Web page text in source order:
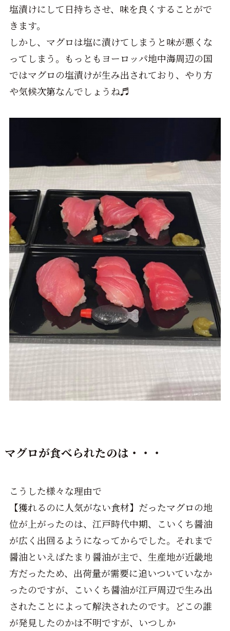
塩漬けにして日持ちさせ、味を良くすることがで
きます。
しかし、マグロは塩に漬けてしまうと味が悪くな
ってしまう。もっともヨーロッパ地中海周辺の国
ではマグロの塩漬けが生み出されており、やり方
や気候次第なんでしょうね♬
マグロが食べられたのは・・・
こうした様々な理由で
【獲れるのに人気がない食材】だったマグロの地
位が上がったのは、江戸時代中期、こいくち醤油
が広く出回るようになってからでした。それまで
醤油といえばたまり醤油が主で、生産地が近畿地
方だったため、出荷量が需要に追いついていなか
ったのですが、こいくち醤油が江戸周辺で生み出
されたことによって解決されたのです。どこの誰
が発見したのかは不明ですが、いつしか